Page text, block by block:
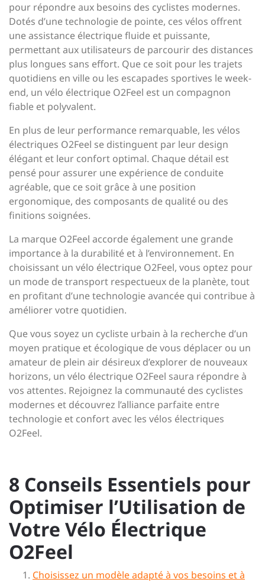
pour répondre aux besoins des cyclistes modernes.
Dotés d’une technologie de pointe, ces vélos offrent
une assistance électrique fluide et puissante,
permettant aux utilisateurs de parcourir des distances
plus longues sans effort. Que ce soit pour les trajets
quotidiens en ville ou les escapades sportives le week-
end, un vélo électrique O2Feel est un compagnon
fiable et polyvalent.
En plus de leur performance remarquable, les vélos
électriques O2Feel se distinguent par leur design
élégant et leur confort optimal. Chaque détail est
pensé pour assurer une expérience de conduite
agréable, que ce soit grâce à une position
ergonomique, des composants de qualité ou des
finitions soignées.
La marque O2Feel accorde également une grande
importance à la durabilité et à l’environnement. En
choisissant un vélo électrique O2Feel, vous optez pour
un mode de transport respectueux de la planète, tout
en profitant d’une technologie avancée qui contribue à
améliorer votre quotidien.
Que vous soyez un cycliste urbain à la recherche d’un
moyen pratique et écologique de vous déplacer ou un
amateur de plein air désireux d’explorer de nouveaux
horizons, un vélo électrique O2Feel saura répondre à
vos attentes. Rejoignez la communauté des cyclistes
modernes et découvrez l’alliance parfaite entre
technologie et confort avec les vélos électriques
O2Feel.
8 Conseils Essentiels pour
Optimiser l’Utilisation de
Votre Vélo Électrique
O2Feel
Choisissez un modèle adapté à vos besoins et à